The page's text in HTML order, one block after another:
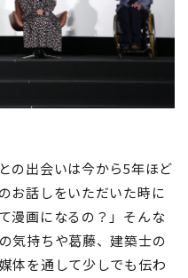
の出会いは今から5年ほど
お話しをいただいた時に
漫画になるの？」そんな
気持ちや葛藤、建築士の
体を通して少しでも伝わ